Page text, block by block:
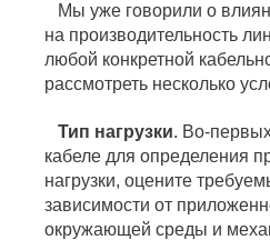
Мы уже говорили о
на производительность
любой конкретной
рассмотреть несколько
Тип нагрузки. Во-
кабеле для определения
нагрузки, оцените
зависимости от
окружающей среды и